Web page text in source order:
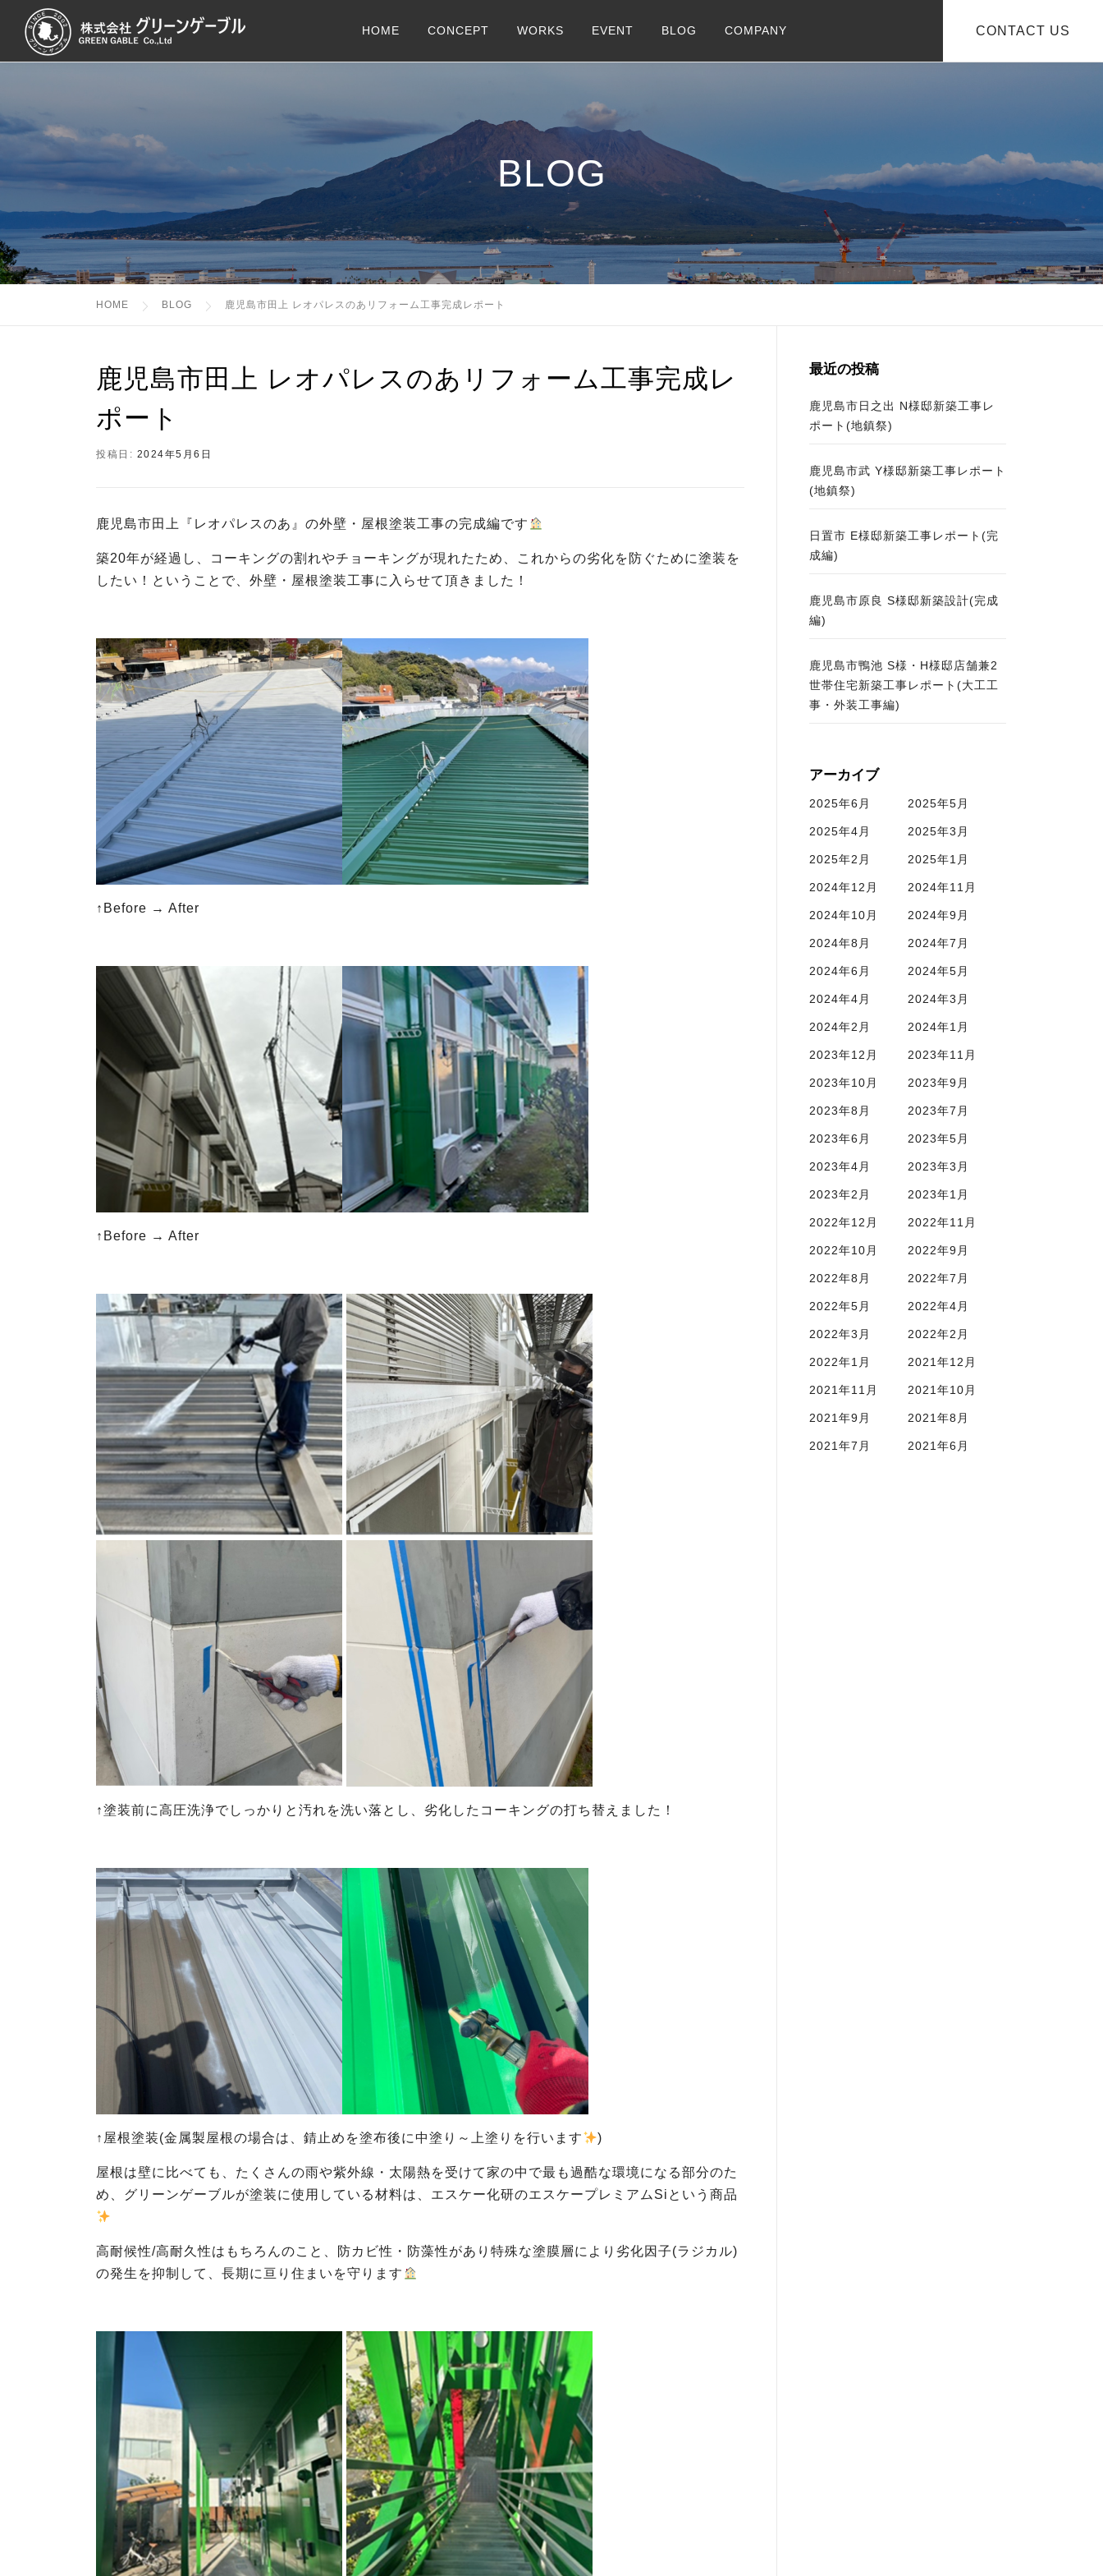
へ
プ
HOME CONCEPT WORKS EVENT BLOG COMPANY CONTACT US
BLOG
HOME BLOG 鹿児島市田上 レオパレスのあリフォーム工事完成レポート
鹿児島市田上 レオパレスのあリフォーム工事完成レ
ポート
投稿日: 2024年5月6日
鹿児島市田上『レオパレスのあ』の外壁・屋根塗装工事の完成編です
築20年が経過し、コーキングの割れやチョーキングが現れたため、これからの劣化を防ぐために塗装を
したい！ということで、外壁・屋根塗装工事に入らせて頂きました！
↑Before → After
↑Before → After
↑塗装前に高圧洗浄でしっかりと汚れを洗い落とし、劣化したコーキングの打ち替えました！
↑屋根塗装(金属製屋根の場合は、錆止めを塗布後に中塗り～上塗りを行います )
屋根は壁に比べても、たくさんの雨や紫外線・太陽熱を受けて家の中で最も過酷な環境になる部分のた
め、グリーンゲーブルが塗装に使用している材料は、エスケー化研のエスケープレミアムSiという商品
高耐候性/高耐久性はもちろんのこと、防カビ性・防藻性があり特殊な塗膜層により劣化因子(ラジカル)
の発生を抑制して、長期に亘り住まいを守ります
最近の投稿
鹿児島市日之出 N様邸新築工事レ
ポート(地鎮祭)
鹿児島市武 Y様邸新築工事レポート
(地鎮祭)
日置市 E様邸新築工事レポート(完
成編)
鹿児島市原良 S様邸新築設計(完成
編)
鹿児島市鴨池 S様・H様邸店舗兼2
世帯住宅新築工事レポート(大工工
事・外装工事編)
アーカイブ
2025年6月 2025年5月
2025年4月 2025年3月
2025年2月 2025年1月
2024年12月 2024年11月
2024年10月 2024年9月
2024年8月 2024年7月
2024年6月 2024年5月
2024年4月 2024年3月
2024年2月 2024年1月
2023年12月 2023年11月
2023年10月 2023年9月
2023年8月 2023年7月
2023年6月 2023年5月
2023年4月 2023年3月
2023年2月 2023年1月
2022年12月 2022年11月
2022年10月 2022年9月
2022年8月 2022年7月
2022年5月 2022年4月
2022年3月 2022年2月
2022年1月 2021年12月
2021年11月 2021年10月
2021年9月 2021年8月
2021年7月 2021年6月